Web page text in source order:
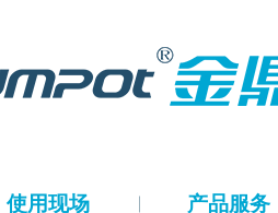
使用现场 产品服务